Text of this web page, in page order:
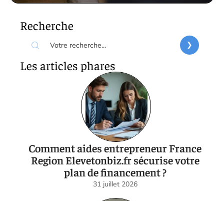
Recherche
Les articles phares
Comment aides entrepreneur France
Region Elevetonbiz.fr sécurise votre
plan de financement ?
31 juillet 2026